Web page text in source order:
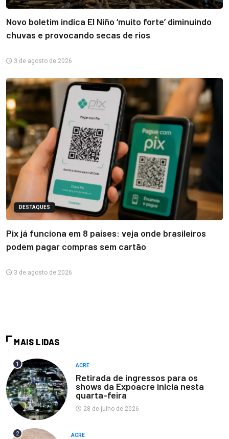
Novo boletim indica El Niño ‘muito forte’ diminuindo
chuvas e provocando secas de rios
3 de agosto de 2026
DESTAQUES
Pix já funciona em 8 países: veja onde brasileiros
podem pagar compras sem cartão
3 de agosto de 2026
MAIS LIDAS
1 ACRE
Retirada de ingressos para os
shows da Expoacre inicia nesta
quarta-feira
28 de julho de 2026
2 ACRE